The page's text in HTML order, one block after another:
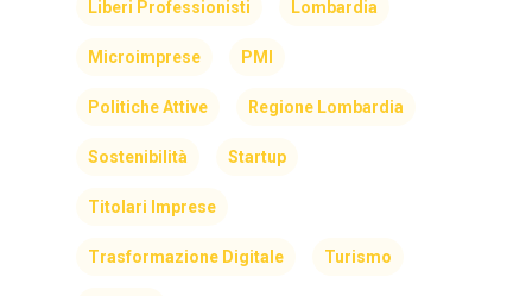
Liberi Professionisti Lombardia
Microimprese PMI
Politiche Attive Regione Lombardia
Sostenibilità Startup
Titolari Imprese
Trasformazione Digitale Turismo